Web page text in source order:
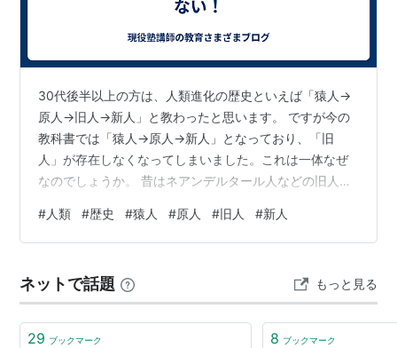
30代後半以上の方は、人類進化の歴史といえば「猿人→
原人→旧人→新人」と教わったと思います。 ですが今の
教科書では「猿人→原人→新人」となっており、「旧
人」が存在しなくなってしまいました。これは一体なぜ
なのでしょうか。 昔はネアンデルタール人などの旧人と
かし研究が進むにつれ、そうではないことが明らかにな
ってしまったのです。 旧人が存在していた頃に新人も同
することに無理が生じてしまったのです。 そのため旧人
か新人どちらかを削る必要が出てきて、新人を削ってし
まったら旧で止まってしまうのはなんとなく気…
#人類 #歴史 #猿人 #原人 #旧人 #新人
ネットで話題 もっと見る
29 ブックマーク 8 ブックマーク